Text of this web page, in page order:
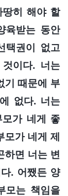
땅히 해야 할
육받는 동안
택권이 없고
이다. 너는
기 때문에 부
없다. 너는
모가 네게 좋
모가 네게 제
하면 너는 변
. 어쨌든 양
모는 책임을